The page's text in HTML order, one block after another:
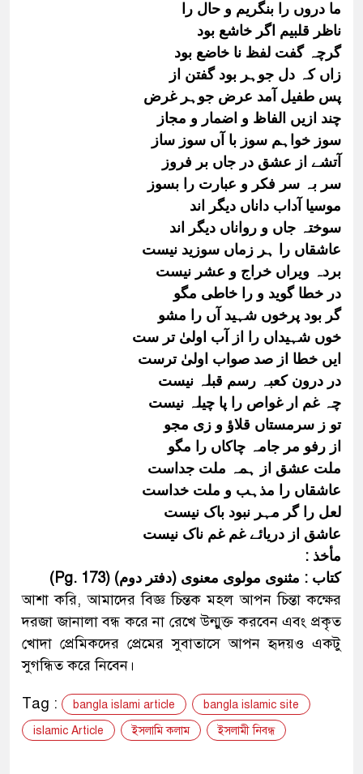
ما دروں را بنگریم و حال را
ناظر قلبیم اگر خاشع بود
گرچہ گفت لفظ نا خاضع بود
زاں کہ دل جوہر بود گفتن از
پس طفیل آمد عرض جوہر غرض
چند ازیں الفاظ و اضمار و مجاز
سوز خواہم سوز با آں سوز ساز
آتشے از عشق در جاں بر فروز
سر بہ سر فکر و عبارت را بسوز
موسیا آداب داناں دیگر اند
سوختہ جاں و رواناں دیگر اند
عاشقاں را ہر زماں سوزید نیست
بردہ ویراں خراج و عشر نیست
در خطا گوید و را خاطی مگو
گر بود پرخوں شہید آں را مشو
خوں شہیداں را از آب اولیٰ تر ست
ایں خطا از صد صواب اولیٰ ترست
در درون کعبہ رسم قبلہ نیست
چہ غم ار غواص را پا چیلہ نیست
تو ز سرمستاں قلاؤ و زی مجو
از رفو مر جامہ چاکاں را مگو
ملت عشق از ہمہ ملت جداست
عاشقاں را مذہب و ملت خداست
لعل را گر مہر نبود باک نیست
عاشق از دریائے غم غم ناک نیست
مأخذ :
کتاب : مثنوی مولوی معنوی (دفتر دوم) (Pg. 173)
আশা করি, আমাদের বিজ্ঞ চিন্তক মহল আপন চিন্তা কক্ষের
দরজা জানালা বন্ধ করে না রেখে উন্মুক্ত করবেন এবং প্রকৃত
খোদা প্রেমিকদের প্রেমের সুবাতাসে আপন হৃদয়ও একটু
সুগন্ধিত করে নিবেন।
Tag : bangla islami article
bangla islamic site
islamic Article
ইসলামি কলাম ইসলামী নিবন্ধ